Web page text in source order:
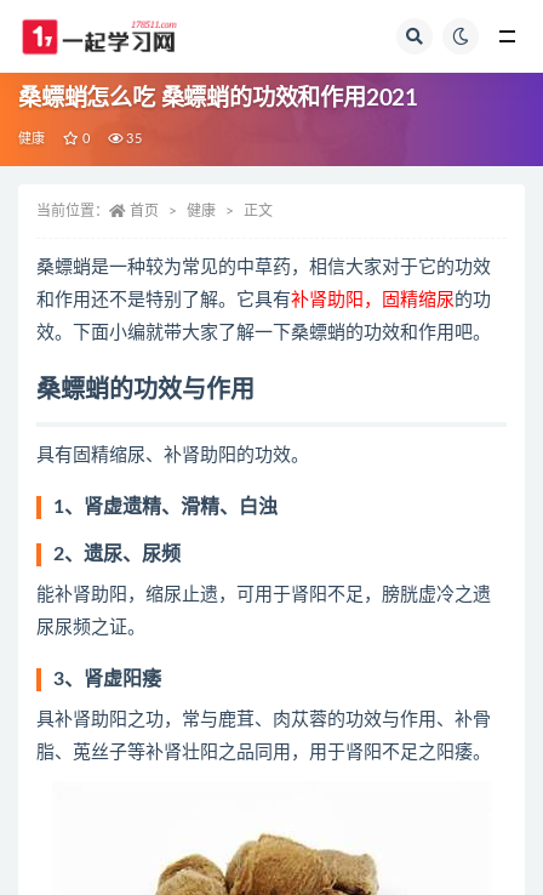
桑螵蛸怎么吃 桑螵蛸的功效和作用2021
健康 0 35
当前位置： 首页 健康 正文
桑螵蛸是一种较为常见的中草药，相信大家对于它的功效
和作用还不是特别了解。它具有补肾助阳，固精缩尿 的功
效。下面小编就带大家了解一下桑螵蛸的功效和作用吧。
桑螵蛸的功效与作用
具有固精缩尿、补肾助阳的功效。
1、肾虚遗精、滑精、白浊
2、遗尿、尿频
能补肾助阳，缩尿止遗，可用于肾阳不足，膀胱虚冷之遗
尿尿频之证。
3、肾虚阳痿
具补肾助阳之功，常与鹿茸、肉苁蓉的功效与作用、补骨
脂、莵丝子等补肾壮阳之品同用，用于肾阳不足之阳痿。